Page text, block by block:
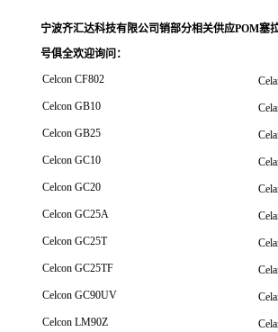
宁波齐汇达科技有限公司销部分相关供应POM塞
号俱全欢迎询问 ：
Celcon CF802
Celcon GB10
Celcon GB25
Celcon GC10
Celcon GC20
Celcon GC25A
Celcon GC25T
Celcon GC25TF
Celcon GC90UV
Celcon LM90Z